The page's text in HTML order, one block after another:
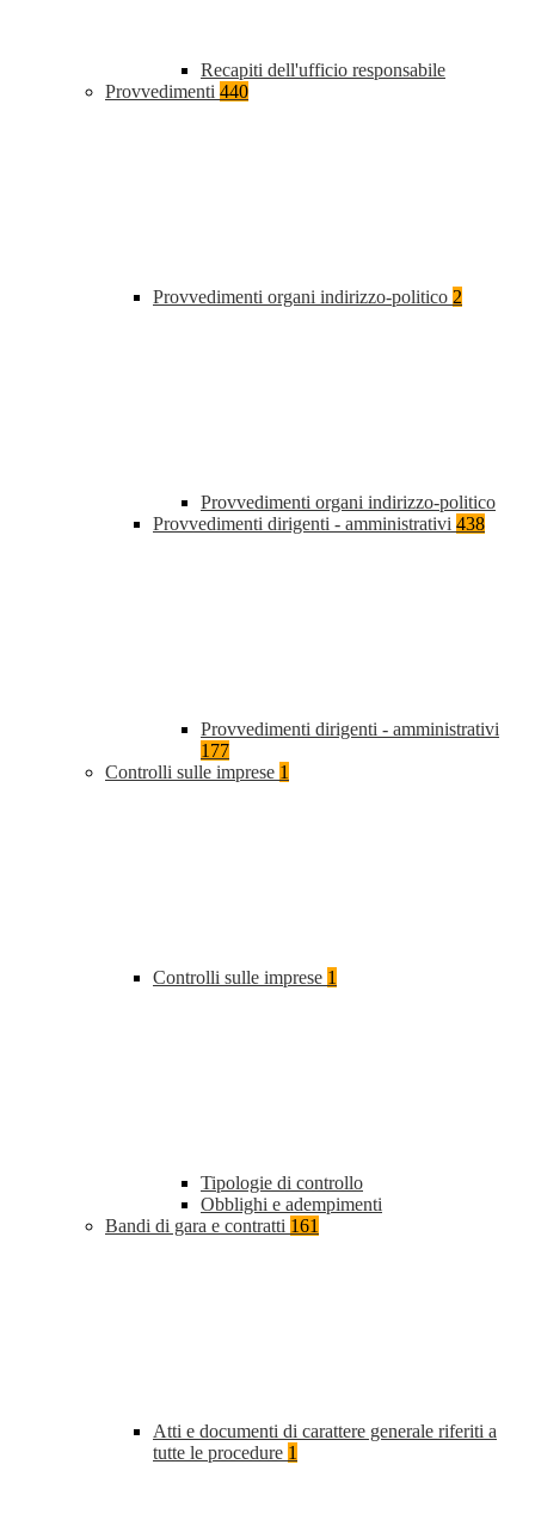
Recapiti dell'ufficio responsabile
Provvedimenti 440
Provvedimenti organi indirizzo-politico 2
Provvedimenti organi indirizzo-politico
Provvedimenti dirigenti - amministrativi 438
Provvedimenti dirigenti - amministrativi
177
Controlli sulle imprese 1
Controlli sulle imprese 1
Tipologie di controllo
Obblighi e adempimenti
Bandi di gara e contratti 161
Atti e documenti di carattere generale riferiti a
tutte le procedure 1